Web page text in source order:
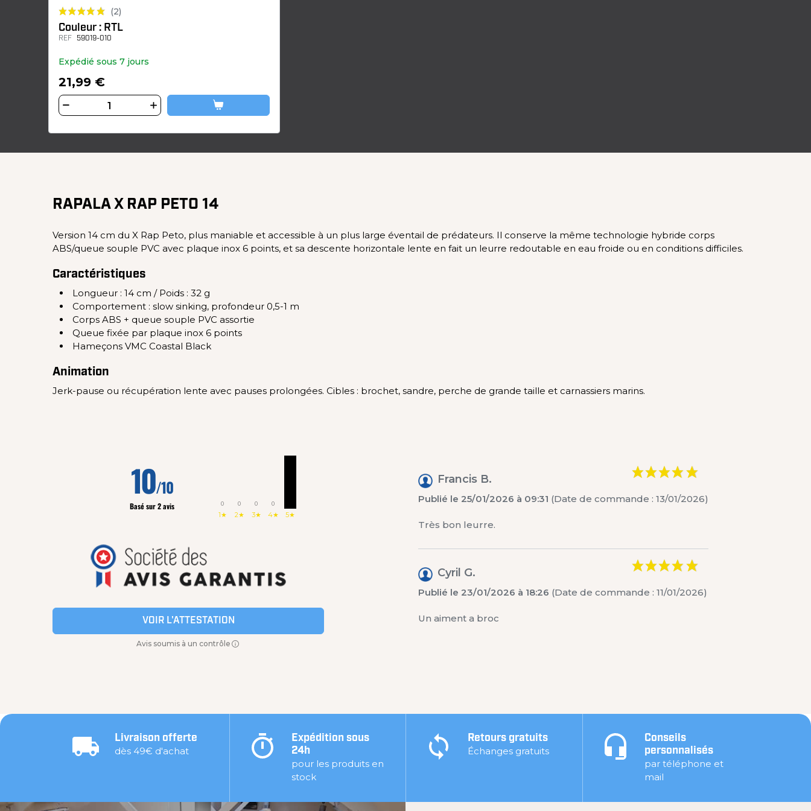
(2)
Couleur : RTL
REF 59019-010
Expédié sous 7 jours
21,99 €
RAPALA X RAP PETO 14
Version 14 cm du X Rap Peto, plus maniable et accessible à un plus large éventail de prédateurs. Il conserve la même technologie hybride corps
ABS/queue souple PVC avec plaque inox 6 points, et sa descente horizontale lente en fait un leurre redoutable en eau froide ou en conditions difficiles.
Caractéristiques
Longueur : 14 cm / Poids : 32 g
Comportement : slow sinking, profondeur 0,5-1 m
Corps ABS + queue souple PVC assortie
Queue fixée par plaque inox 6 points
Hameçons VMC Coastal Black
Animation
Jerk-pause ou récupération lente avec pauses prolongées. Cibles : brochet, sandre, perche de grande taille et carnassiers marins.
10/10
Basé sur 2 avis 0
1★
0
2★
0
3★
0
4★ 5★
VOIR L'ATTESTATION
Avis soumis à un contrôle
Francis B.
Publié le 25/01/2026 à 09:31 (Date de commande : 13/01/2026)
Très bon leurre.
Cyril G.
Publié le 23/01/2026 à 18:26 (Date de commande : 11/01/2026)
Un aiment a broc
Livraison offerte
dès 49€ d'achat
Expédition sous
24h
pour les produits en
stock
Retours gratuits
Échanges gratuits
Conseils
personnalisés
par téléphone et
mail